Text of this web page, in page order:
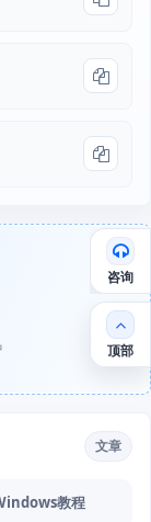
文章
教程
咨询
顶部